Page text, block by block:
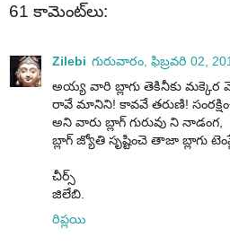
61 కామెంట్‌లు:
Zilebi గురువారం, ఫిబ్రవరి 02,
అయ్య వారి బ్లాగు తెకినీకు మక్కెర
రావే మానిని! కావవే తరుణి!
అని వారు బ్లాగ్ గురువు ని నాడంగ,
బ్లాగ్ జ్యోతి సృష్టించె తాజా బ్లాగు
చీర్స్
జిలేబి.
రిప్లయి